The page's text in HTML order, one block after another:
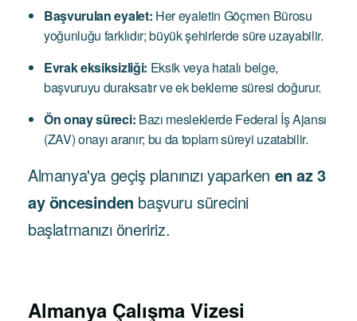
Başvurulan eyalet: Her eyaletin Göçmen Bürosu
yoğunluğu farklıdır; büyük şehirlerde süre uzayabilir.
Evrak eksiksizliği: Eksik veya hatalı belge,
başvuruyu duraksatır ve ek bekleme süresi doğurur.
Ön onay süreci: Bazı mesleklerde Federal İş Ajansı
(ZAV) onayı aranır; bu da toplam süreyi uzatabilir.
Almanya'ya geçiş planınızı yaparken en az 3
ay öncesinden başvuru sürecini
başlatmanızı öneririz.
Almanya Çalışma Vizesi